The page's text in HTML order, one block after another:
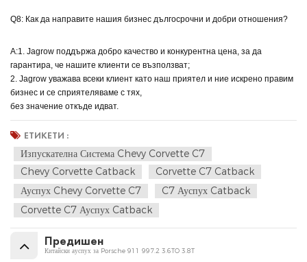
Q8: Как да направите нашия бизнес дългосрочни и добри отношения?
A:1. Jagrow поддържа добро качество и конкурентна цена, за да
гарантира, че нашите клиенти се възползват;
2. Jagrow уважава всеки клиент като наш приятел и ние искрено правим
бизнес и се сприятеляваме с тях,
без значение откъде идват.
ЕТИКЕТИ :
Изпускателна Система Chevy Corvette C7
Chevy Corvette Catback
Corvette C7 Catback
Ауспух Chevy Corvette C7
C7 Ауспух Catback
Corvette C7 Ауспух Catback
Предишен
Китайски ауспух за Porsche 911 997.2 3.6TO 3.8T